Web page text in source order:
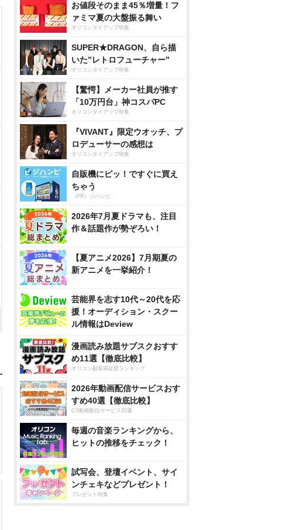
お値段そのまま45％増量！フ
ァミマ夏の大盤振る舞い
オリコンタイアップ特集
SUPER★DRAGON、自ら描
いた”レトロフューチャー”
オリコンタイアップ特集
【驚愕】メーカー社員が推す
「10万円台」神コスパPC
オリコンタイアップ特集
『VIVANT』限定ウオッチ、プ
ロデューサーの感想は
オリコンタイアップ特集
自販機にピッ！ですぐに買え
ちゃう
（PR）ジハンピ
2026年7月夏ドラマも、注目
作＆話題作が勢ぞろい！
【夏アニメ2026】7月期夏の
新アニメを一挙紹介！
芸能界を志す10代～20代を応
援！オーディション・スクー
ル情報はDeview
漫画読み放題サブスクおすす
め11選【徹底比較】
オリコン顧客満足度ランキング
2026年動画配信サービスおす
すめ40選【徹底比較】
CS動画配信サービス20選
毎週の音楽ランキングから、
ヒットの推移をチェック！
試写会、登壇イベント、サイ
ンチェキなどプレゼント！
プレゼント特集